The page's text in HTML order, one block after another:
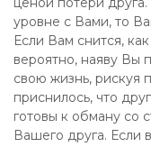
уровне с Вами, то
Если Вам снится,
вероятно, наяву Вы
свою жизнь, рискуя
приснилось, что
готовы к обману со
Вашего друга. Если